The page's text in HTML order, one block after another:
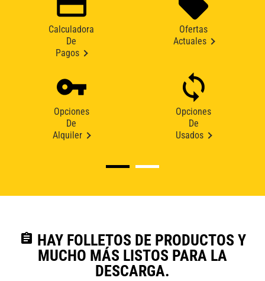
Calculadora
De
Pagos
Ofertas
Actuales
Opciones
De
Alquiler
Opciones
De
Usados
assignment HAY FOLLETOS DE PRODUCTOS Y
MUCHO MÁS LISTOS PARA LA
DESCARGA.